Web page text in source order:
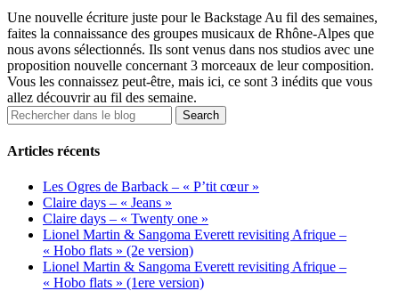
Une nouvelle écriture juste pour le Backstage Au fil des semaines,
faites la connaissance des groupes musicaux de Rhône-Alpes que
nous avons sélectionnés. Ils sont venus dans nos studios avec une
proposition nouvelle concernant 3 morceaux de leur composition.
Vous les connaissez peut-être, mais ici, ce sont 3 inédits que vous
allez découvrir au fil des semaine.
Articles récents
Les Ogres de Barback – « P’tit cœur »
Claire days – « Jeans »
Claire days – « Twenty one »
Lionel Martin & Sangoma Everett revisiting Afrique –
« Hobo flats » (2e version)
Lionel Martin & Sangoma Everett revisiting Afrique –
« Hobo flats » (1ere version)